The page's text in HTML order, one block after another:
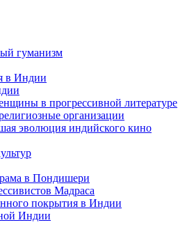
гуманизм
в Индии
в прогрессивной литературе
организации
эволюция индийского кино
в Пондишери
Мадраса
покрытия в Индии
Индии